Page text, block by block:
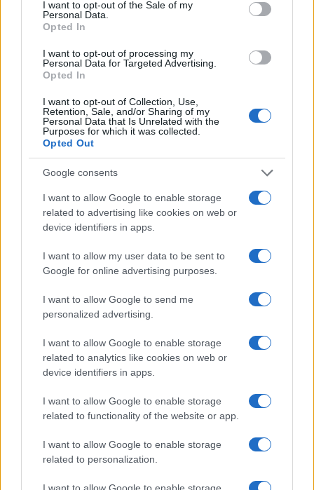
I want to opt-out of the Sale of my
Personal Data.
Opted In
I want to opt-out of processing my
Personal Data for Targeted Advertising.
Opted In
I want to opt-out of Collection, Use,
Retention, Sale, and/or Sharing of my
Personal Data that Is Unrelated with the
Purposes for which it was collected.
Opted Out
Google consents
I want to allow Google to enable storage
related to advertising like cookies on web or
device identifiers in apps.
I want to allow my user data to be sent to
Google for online advertising purposes.
I want to allow Google to send me
personalized advertising.
I want to allow Google to enable storage
related to analytics like cookies on web or
device identifiers in apps.
I want to allow Google to enable storage
related to functionality of the website or app.
I want to allow Google to enable storage
related to personalization.
I want to allow Google to enable storage
senza monopattini e ciclabili.
13:45 Asta btp triennali con tassi negativi, meno
appeal per i prestiti europei.
14:20 Ma a voi sembra normale che Padoanpassi
dal parlamento alla presidenza diUnicredit
senza che nessuno commenti?
#DPCM
#FESTE
#GIUSEPPE CONTE
#MASSIMO GALLI
#NANNI MORETTI
Leggi i commenti
SEDUTE SATIRICHE
Vignetta del 07/08/2026
Vai all'archivio delle vignette